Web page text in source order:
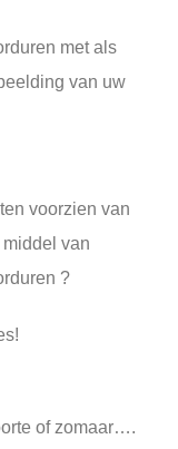
met als
van uw
voorzien van
van
?
of zomaar….